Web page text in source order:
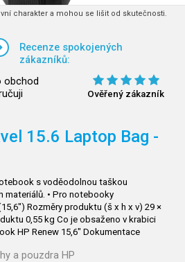
charakter a mohou se lišit od skutečnosti.
Recenze spokojených
zákazníků:
obchod
Ověřený zákazník
15.6 Laptop Bag -
s voděodolnou taškou
materiálů. • Pro notebooky
Rozměry produktu (š x h x v) 29 ×
0,55 kg Co je obsaženo v krabici
HP Renew 15,6" Dokumentace
a pouzdra HP